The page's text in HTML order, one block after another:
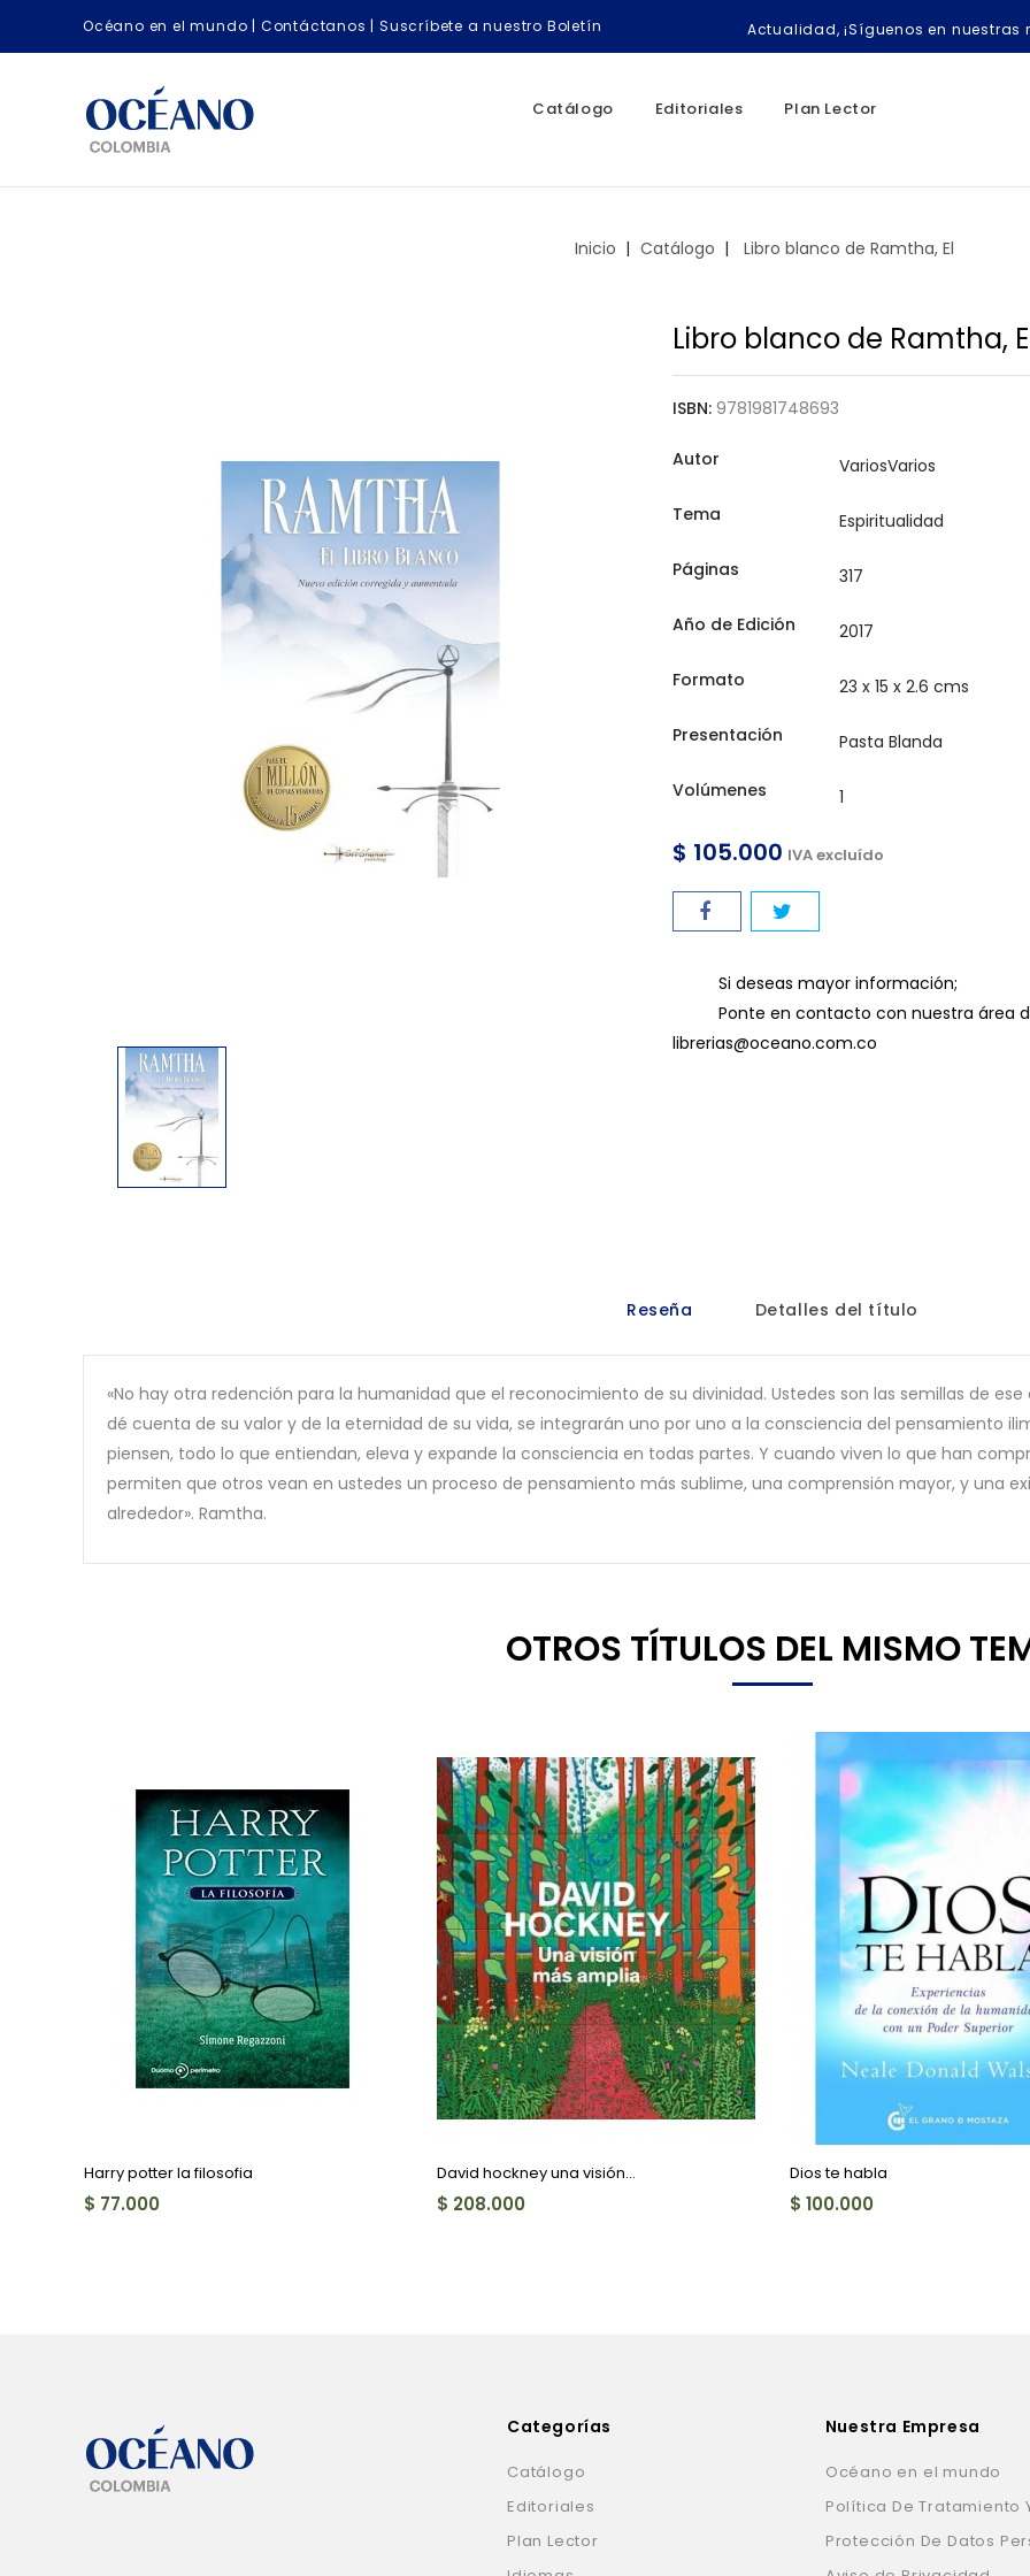
Océano en el mundo | Contáctanos |Suscríbete a nuestro Boletín Actualidad, ¡Síguenos en nuestras
Catálogo Editoriales Plan Lector
Inicio Catálogo Libro blanco de Ramtha, El
Libro blanco de Ramtha,
ISBN: 9781981748693
Autor
Tema
Páginas
Año de Edición
Formato
Presentación
Volúmenes
$ 105.000 IVA excluído
Si deseas mayor información;
Ponte en contacto con nuestra área
librerias@oceano.com.co
Reseña Detalles del título
«No hay otra redención para la humanidad que el reconocimiento de su divinidad. Ustedes son las semillas de
dé cuenta de su valor y de la eternidad de su vida, se integrarán uno por uno a la consciencia del pensamiento
piensen, todo lo que entiendan, eleva y expande la consciencia en todas partes. Y cuando viven lo que han
permiten que otros vean en ustedes un proceso de pensamiento más sublime, una comprensión mayor, y una
alrededor». Ramtha.
8 OTROS TÍTULOS DEL MISMO
Harry potter la filosofia
$ 77.000
David hockney una visión...
$ 208.000
Dios te habla
$ 100.000
Categorías
Catálogo
Editoriales
Plan Lector
Nuestra Empresa
Océano en el mundo
Política De Tratamiento
Protección De Datos